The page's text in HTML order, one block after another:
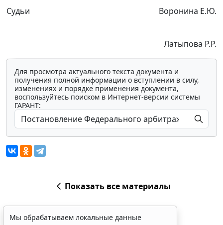
Судьи Воронина Е.Ю.
Латыпова Р.Р.
Для просмотра актуального текста документа и
получения полной информации о вступлении в силу,
изменениях и порядке применения документа,
воспользуйтесь поиском в Интернет-версии системы
ГАРАНТ:
Показать все материалы
Мы обрабатываем локальные данные